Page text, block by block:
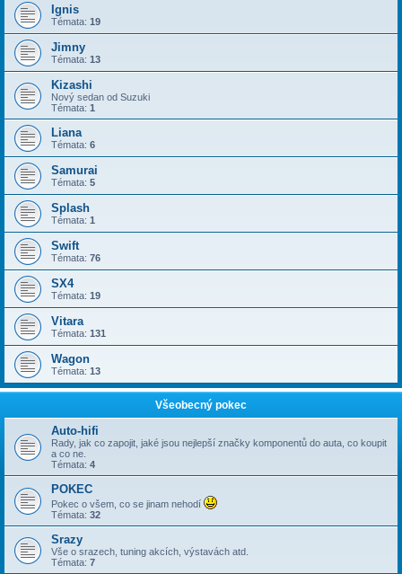
Ignis
Témata: 19
Jimny
Témata: 13
Kizashi
Nový sedan od Suzuki
Témata: 1
Liana
Témata: 6
Samurai
Témata: 5
Splash
Témata: 1
Swift
Témata: 76
SX4
Témata: 19
Vitara
Témata: 131
Wagon
Témata: 13
Všeobecný pokec
Auto-hifi
Rady, jak co zapojit, jaké jsou nejlepší značky komponentů do auta, co koupit
a co ne.
Témata: 4
POKEC
Pokec o všem, co se jinam nehodí
Témata: 32
Srazy
Vše o srazech, tuning akcích, výstavách atd.
Témata: 7